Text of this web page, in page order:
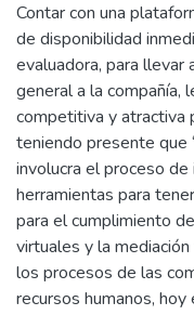
Contar con una
de disponibilidad
evaluadora, para llevar
general a la compañía,
competitiva y atractiva
teniendo presente que
involucra el proceso de
herramientas para
para el cumplimiento
virtuales y la
los procesos de las
recursos humanos,